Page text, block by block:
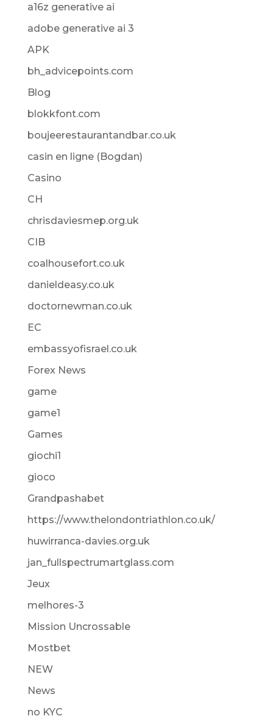
a16z generative ai
adobe generative ai 3
APK
bh_advicepoints.com
Blog
blokkfont.com
boujeerestaurantandbar.co.uk
casin en ligne (Bogdan)
Casino
CH
chrisdaviesmep.org.uk
CIB
coalhousefort.co.uk
danieldeasy.co.uk
doctornewman.co.uk
EC
embassyofisrael.co.uk
Forex News
game
game1
Games
giochi1
gioco
Grandpashabet
https://www.thelondontriathlon.co.uk/
huwirranca-davies.org.uk
jan_fullspectrumartglass.com
Jeux
melhores-3
Mission Uncrossable
Mostbet
NEW
News
no KYC